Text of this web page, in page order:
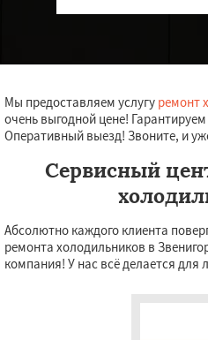
Мы предоставляем услугу ремонт
очень выгодной цене!
Оперативный выезд! Звоните, и
Сервисный
Абсолютно каждого клиента
ремонта холодильников в
компания! У нас всё делается для